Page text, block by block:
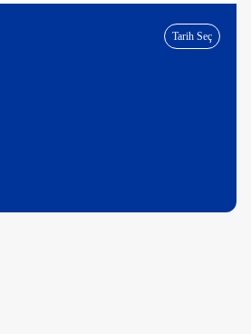
Tarih Seç